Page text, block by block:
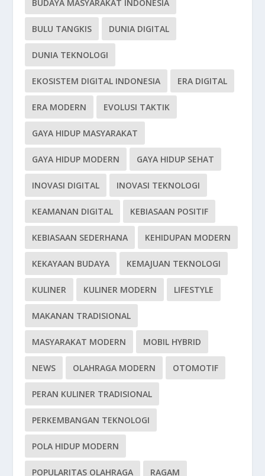
BUDAYA MASYARAKAT INDONESIA
BULU TANGKIS DUNIA DIGITAL
DUNIA TEKNOLOGI
EKOSISTEM DIGITAL INDONESIA ERA DIGITAL
ERA MODERN EVOLUSI TAKTIK
GAYA HIDUP MASYARAKAT
GAYA HIDUP MODERN GAYA HIDUP SEHAT
INOVASI DIGITAL INOVASI TEKNOLOGI
KEAMANAN DIGITAL KEBIASAAN POSITIF
KEBIASAAN SEDERHANA KEHIDUPAN MODERN
KEKAYAAN BUDAYA KEMAJUAN TEKNOLOGI
KULINER KULINER MODERN LIFESTYLE
MAKANAN TRADISIONAL
MASYARAKAT MODERN MOBIL HYBRID
NEWS OLAHRAGA MODERN OTOMOTIF
PERAN KULINER TRADISIONAL
PERKEMBANGAN TEKNOLOGI
POLA HIDUP MODERN
POPULARITAS OLAHRAGA RAGAM